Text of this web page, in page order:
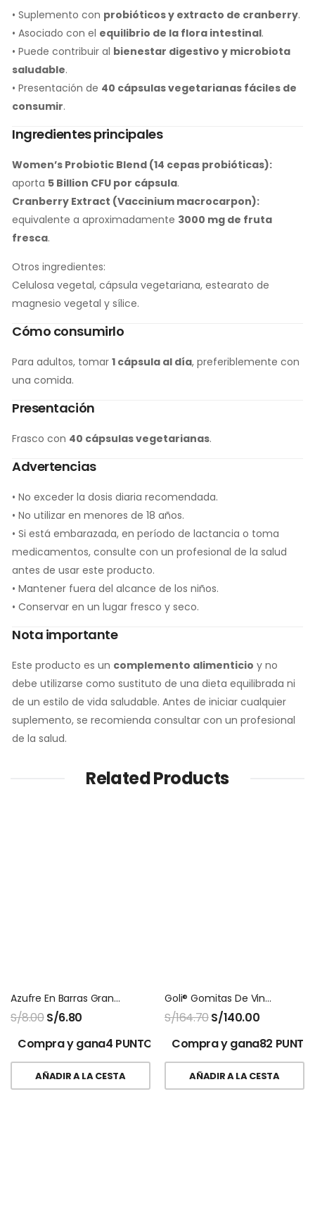
• Suplemento con probióticos y extracto de cranberry.
• Asociado con el equilibrio de la flora intestinal.
• Puede contribuir al bienestar digestivo y microbiota
saludable.
• Presentación de 40 cápsulas vegetarianas fáciles de
consumir.
Ingredientes principales
Women’s Probiotic Blend (14 cepas probióticas):
aporta 5 Billion CFU por cápsula.
Cranberry Extract (Vaccinium macrocarpon):
equivalente a aproximadamente 3000 mg de fruta
fresca.
Otros ingredientes:
Celulosa vegetal, cápsula vegetariana, estearato de
magnesio vegetal y sílice.
Cómo consumirlo
Para adultos, tomar 1 cápsula al día, preferiblemente con
una comida.
Presentación
Frasco con 40 cápsulas vegetarianas.
Advertencias
• No exceder la dosis diaria recomendada.
• No utilizar en menores de 18 años.
• Si está embarazada, en período de lactancia o toma
medicamentos, consulte con un profesional de la salud
antes de usar este producto.
• Mantener fuera del alcance de los niños.
• Conservar en un lugar fresco y seco.
Nota importante
Este producto es un complemento alimenticio y no
debe utilizarse como sustituto de una dieta equilibrada ni
de un estilo de vida saludable. Antes de iniciar cualquier
suplemento, se recomienda consultar con un profesional
de la salud.
Related Products
Azufre En Barras Grande Saca El Aire X 3 Unids
S/8.00S/6.80
Compra y gana4 PUNTOS!
AÑADIR A LA CESTA
Goli® Gomitas De Vinagre De Sidra De Manzana – 60 Gomitas
S/164.70S/140.00
Compra y gana82
AÑADIR A LA CESTA